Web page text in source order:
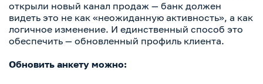
открыли новый канал продаж — банк должен
видеть это не как «неожиданную активность», а как
логичное изменение. И единственный способ это
обеспечить — обновленный профиль клиента.
Обновить анкету можно: